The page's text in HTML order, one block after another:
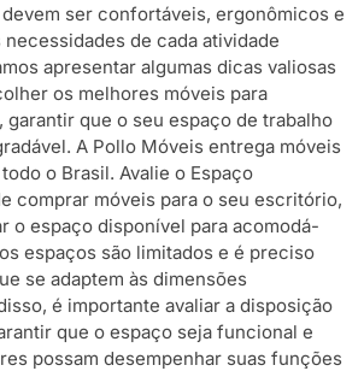
ser confortáveis, ergonômicos e
necessidades de cada atividade
apresentar algumas dicas valiosas
os melhores móveis para
que o seu espaço de trabalho
A Pollo Móveis entrega móveis
o Brasil. Avalie o Espaço
comprar móveis para o seu escritório,
o espaço disponível para acomodá-
espaços são limitados e é preciso
se adaptem às dimensões
é importante avaliar a disposição
que o espaço seja funcional e
possam desempenhar suas funções